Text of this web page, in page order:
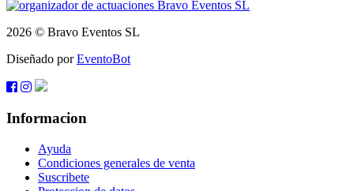
2026 © Bravo Eventos SL
Diseñado porEventoBot
Informacion
Ayuda
Condiciones generales de venta
Suscribete